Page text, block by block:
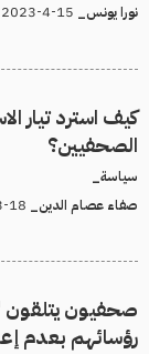
نورا يونس_
كيف استرد تيار
الصحفيين؟
سياسة_
صفاء عصام الدين_
صحفيون
رؤسائهم بعدم